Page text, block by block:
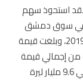
سهم
في سوق دمشق
للأوراق المالية في النصف الأول من العام الجاري 2019، وبلغت قيمة
من إجمالي قيمة
التداول في السوق المالية البالغة خلال الفترة حوالي 9.6 مليار ليرة